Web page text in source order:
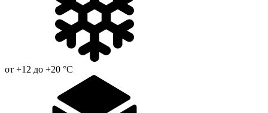
от +12 до +20 °С